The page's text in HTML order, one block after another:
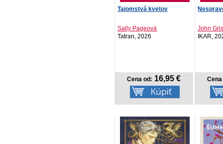
Tajomstvá kvetov
Sally Pageová
Tatran, 2026
Cena od: 16,95 €
John
IKAR,